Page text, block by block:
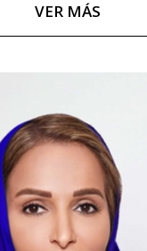
VER MÁS